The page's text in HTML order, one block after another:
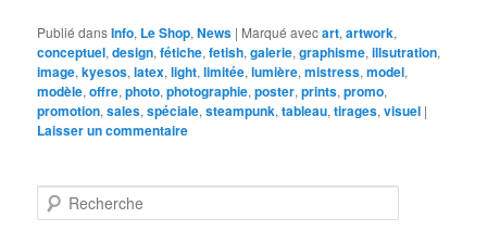
Publié dansInfo, Le Shop,News | Marqué avecart,artwork,
conceptuel,design,fétiche,fetish,galerie,graphisme,illsutration,
image,kyesos,latex,light,limitée,lumière,mistress,model,
modèle,offre,photo,photographie,poster,prints,promo,
promotion,sales,spéciale,steampunk,tableau,tirages,visuel |
Laisser un commentaire
e